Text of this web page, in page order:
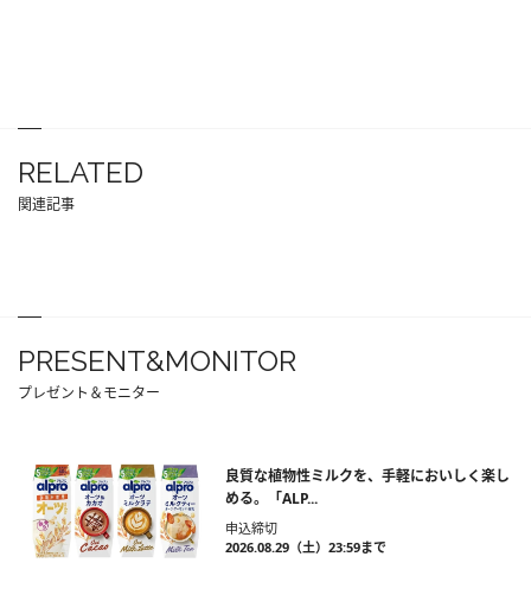
RELATED
関連記事
PRESENT&MONITOR
プレゼント＆モニター
良質な植物性ミルクを、手軽においしく楽し
める。「ALP...
申込締切
2026.08.29（土）23:59まで